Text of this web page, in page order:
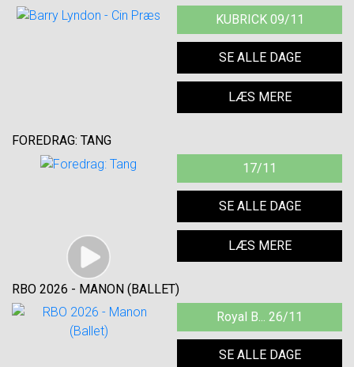
KUBRICK 09/11
SE ALLE DAGE
LÆS MERE
FOREDRAG: TANG
17/11
SE ALLE DAGE
LÆS MERE
RBO 2026 - MANON (BALLET)
Royal B... 26/11
SE ALLE DAGE